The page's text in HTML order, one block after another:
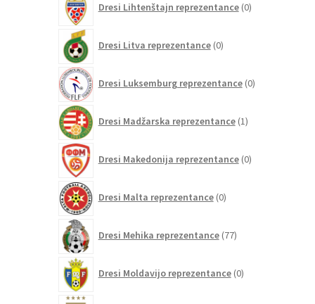
Dresi Lihtenštajn reprezentance 0izdelkov
Dresi Litva reprezentance 0izdelkov
Dresi Luksemburg reprezentance 0izdelkov
Dresi Madžarska reprezentance 1izdelek
Dresi Makedonija reprezentance 0izdelkov
Dresi Malta reprezentance 0izdelkov
Dresi Mehika reprezentance 77izdelkov
Dresi Moldavijo reprezentance 0izdelkov